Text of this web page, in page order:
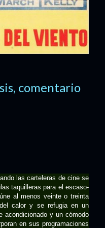
comentario
las carteleras de cine se
taquilleras para el escaso-
al menos veinte o treinta
calor y se refugia en un
acondicionado y un cómodo
en sus programaciones